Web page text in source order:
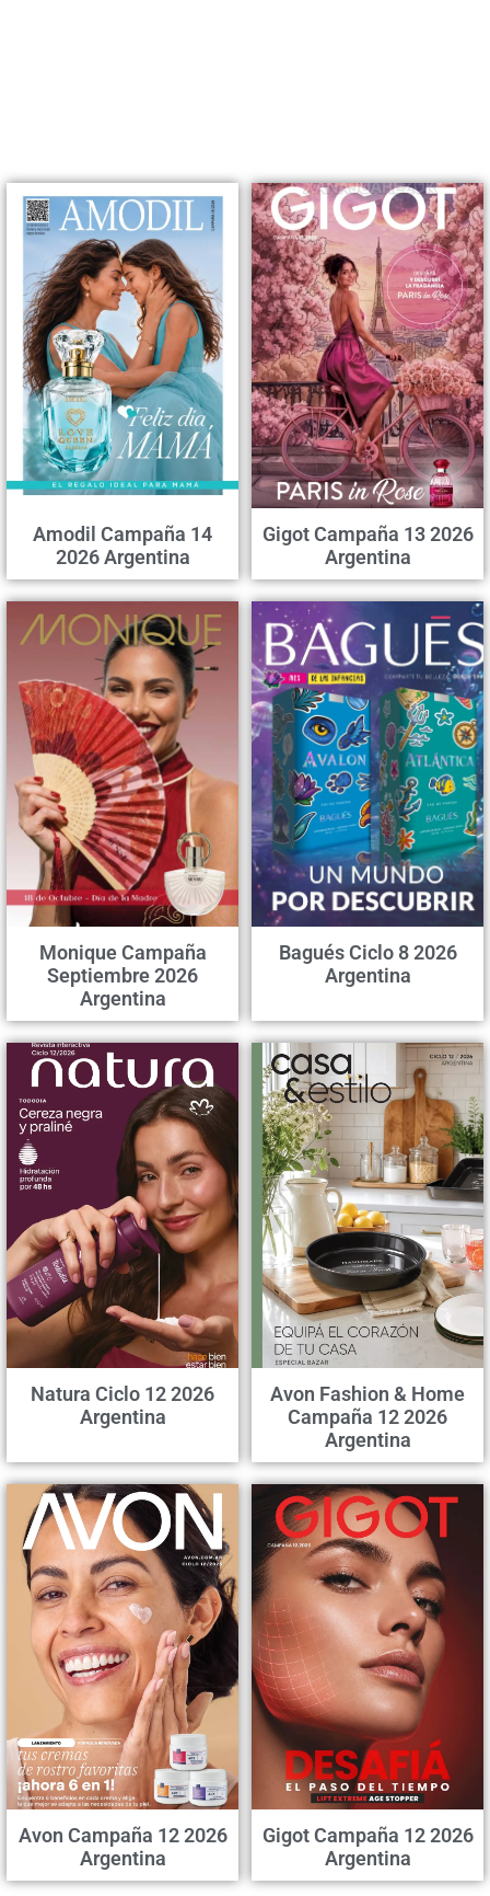
Amodil Campaña 14
2026 Argentina
Gigot Campaña 13 2026
Argentina
Monique Campaña
Septiembre 2026
Argentina
Bagués Ciclo 8 2026
Argentina
Natura Ciclo 12 2026
Argentina
Avon Fashion & Home
Campaña 12 2026
Argentina
Avon Campaña 12 2026
Argentina
Gigot Campaña 12 2026
Argentina